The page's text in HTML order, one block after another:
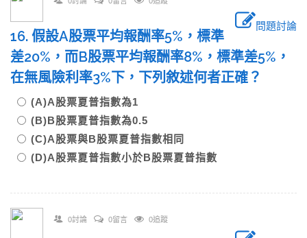
問題討論
16. 假設A股票平均報酬率5%，標準
差20%，而B股票平均報酬率8%，標準差5%，
在無風險利率3%下，下列敘述何者正確？
(A)A股票夏普指數為1
(B)B股票夏普指數為0.5
(C)A股票與B股票夏普指數相同
(D)A股票夏普指數小於B股票夏普指數
0討論 0留言 0追蹤